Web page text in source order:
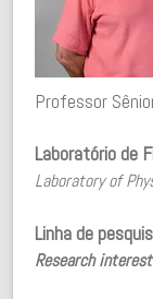
Professor
Laboratório de
Laboratory of
Linha de
Research